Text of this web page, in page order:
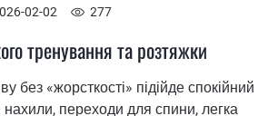
02-02 277
тренування та розтяжки
без «жорсткості» підійде спокійний
нахили, переходи для спини, легка